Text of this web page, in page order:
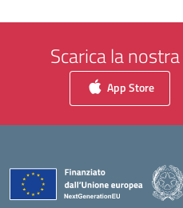
Scarica la
App Store